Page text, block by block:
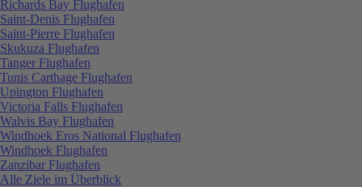
Richards Bay Flughafen
Saint-Denis Flughafen
Saint-Pierre Flughafen
Skukuza Flughafen
Tanger Flughafen
Tunis Carthage Flughafen
Upington Flughafen
Victoria Falls Flughafen
Walvis Bay Flughafen
Windhoek Eros National Flughafen
Windhoek Flughafen
Zanzibar Flughafen
Alle Ziele im Überblick